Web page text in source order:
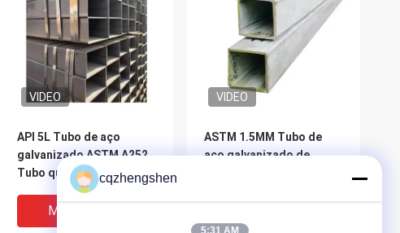
VIDEO
API 5L Tubo de aço
galvanizado ASTM A252
Tubo quadrado de Gi
retangular 6mm
Melhor Preço
VIDEO
ASTM 1.5MM Tubo de
aço galvanizado de
cqzhengshen
5:31 AM